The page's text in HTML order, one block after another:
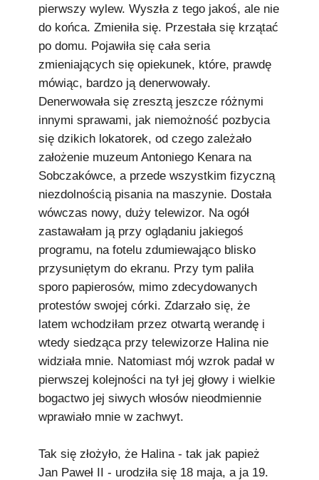
pierwszy wylew. Wyszła z tego jakoś, ale nie
do końca. Zmieniła się. Przestała się krzątać
po domu. Pojawiła się cała seria
zmieniających się opiekunek, które, prawdę
mówiąc, bardzo ją denerwowały.
Denerwowała się zresztą jeszcze różnymi
innymi sprawami, jak niemożność pozbycia
się dzikich lokatorek, od czego zależało
założenie muzeum Antoniego Kenara na
Sobczakówce, a przede wszystkim fizyczną
niezdolnością pisania na maszynie. Dostała
wówczas nowy, duży telewizor. Na ogół
zastawałam ją przy oglądaniu jakiegoś
programu, na fotelu zdumiewająco blisko
przysuniętym do ekranu. Przy tym paliła
sporo papierosów, mimo zdecydowanych
protestów swojej córki. Zdarzało się, że
latem wchodziłam przez otwartą werandę i
wtedy siedząca przy telewizorze Halina nie
widziała mnie. Natomiast mój wzrok padał w
pierwszej kolejności na tył jej głowy i wielkie
bogactwo jej siwych włosów nieodmiennie
wprawiało mnie w zachwyt.
Tak się złożyło, że Halina - tak jak papież
Jan Paweł II - urodziła się 18 maja, a ja 19.